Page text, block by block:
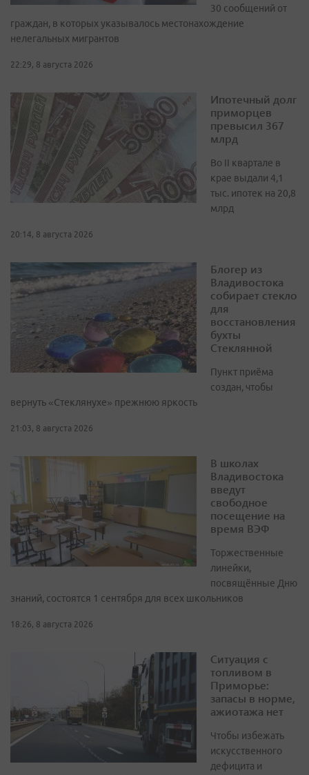
30 сообщений от
граждан, в которых указывалось местонахождение
нелегальных мигрантов
22:29, 8 августа 2026
Ипотечный долг
приморцев
превысил 367
млрд
Во II квартале в
крае выдали 4,1
тыс. ипотек на 20,8
млрд
20:14, 8 августа 2026
Блогер из
Владивостока
собирает стекло
для
восстановления
бухты
Стеклянной
Пункт приёма
создан, чтобы
вернуть «Стеклянухе» прежнюю яркость
21:03, 8 августа 2026
В школах
Владивостока
введут
свободное
посещение на
время ВЭФ
Торжественные
линейки,
посвящённые Дню
знаний, состоятся 1 сентября для всех школьников
18:26, 8 августа 2026
Ситуация с
топливом в
Приморье:
запасы в норме,
ажиотажа нет
Чтобы избежать
искусственного
дефицита и